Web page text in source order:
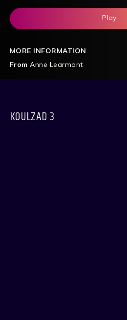
Play
MORE INFORMATION
From Anne Learmont
KOULZAD 3